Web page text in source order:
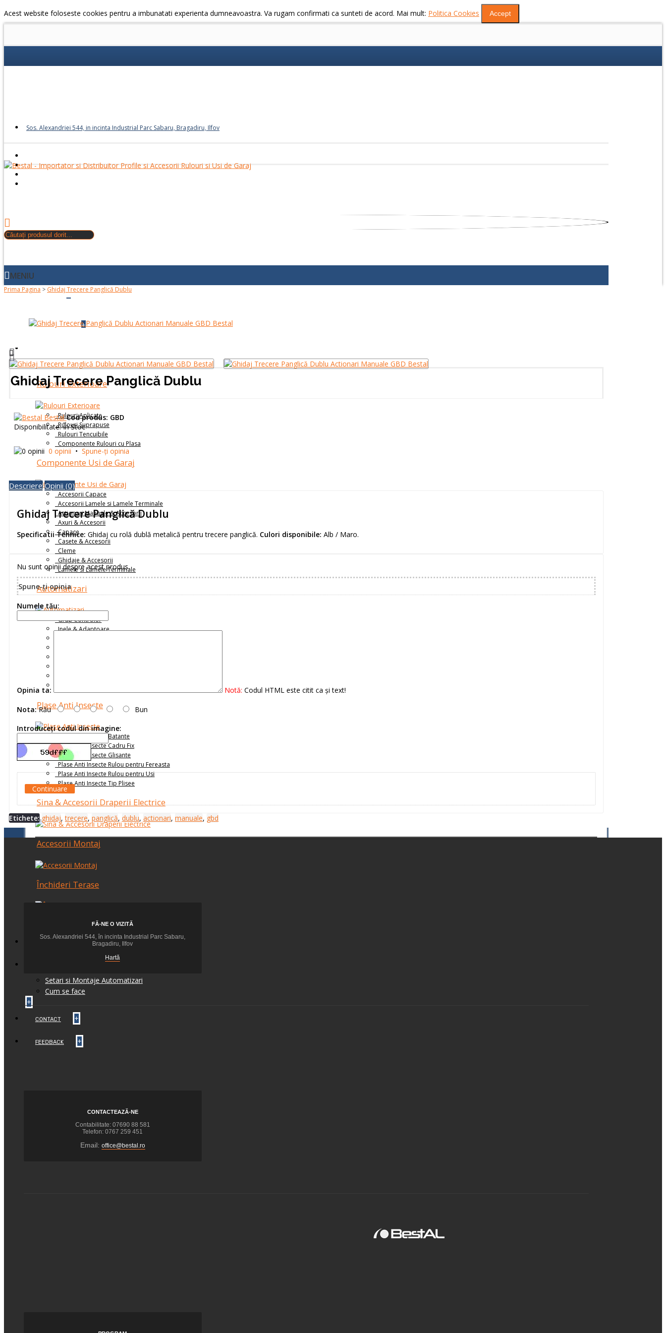
Acest website foloseste cookies pentru a imbunatati experienta dumneavoastra. Va rugam confirmati ca sunteti de acord. Mai mult: Politica Cookies Accept
Sos. Alexandriei 544, in incinta Industrial Parc Sabaru, Bragadiru, Ilfov
MENIU
DESPRE NOI +
Rulouri Exterioare
Rulouri Aplicate
Rulouri Suprapuse
Rulouri Tencuibile
Componente Rulouri cu Plasa
Componente Usi de Garaj
Accesorii Capace
Accesorii Lamele si Lamele Terminale
Actionari Manuale & Accesorii
Axuri & Accesorii
Capace
Casete & Accesorii
Cleme
Ghidaje & Accesorii
Lamele si Lamele Terminale
Automatizari
Grup Controlor
Inele & Adaptoare
Plase Anti Insecte
Plase Anti Insecte Batante
Plase Anti Insecte Cadru Fix
Plase Anti Insecte Glisante
Plase Anti Insecte Rulou pentru Fereasta
Plase Anti Insecte Rulou pentru Usi
Plase Anti Insecte Tip Plisee
Sina & Accesorii Draperii Electrice
Accesorii Montaj
Închideri Terase
+
Setari si Montaje Automatizari
Cum se face
+
CONTACT +
FEEDBACK +
Prima Pagina > Ghidaj Trecere Panglică Dublu
Ghidaj Trecere Panglică Dublu
BestalCod produs: GBD
Disponibilitate: În Stoc
0 opinii • Spune-ţi opinia
Descriere Opinii (0)
Ghidaj Trecere Panglică Dublu
Specificatii Tehnice: Ghidaj cu rolă dublă metalică pentru trecere panglică. Culori disponibile: Alb / Maro.
Nu sunt opinii despre acest produs.
Spune-ţi opinia
Numele tău:
Opinia ta: Notă: Codul HTML este citit ca şi text!
Nota: Rău
Bun
Introduceţi codul din imagine:
Continuare
Etichete: ghidaj,trecere, panglică, dublu, actionari, manuale, gbd
FĂ-NE O VIZITĂ
Sos. Alexandriei 544, în incinta Industrial Parc Sabaru,
Bragadiru, Ilfov
Hartă
CONTACTEAZĂ-NE
Contabilitate: 07690 88 581
Telefon: 0767 259 451
Email: office@bestal.ro